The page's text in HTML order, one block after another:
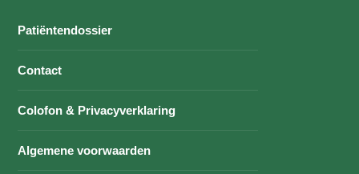
Patiëntendossier
Contact
Colofon & Privacyverklaring
Algemene voorwaarden